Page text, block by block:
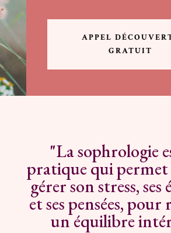
APPEL
GRATUIT
"La sophrologie
pratique qui permet
gérer son stress,
et ses pensées,
un équilibre